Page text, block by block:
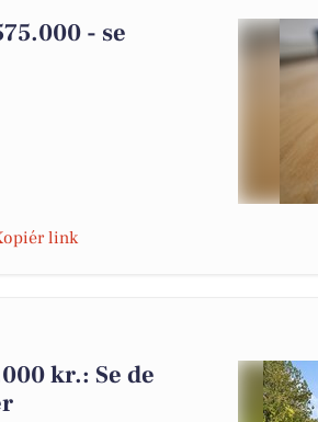
- se
link
kr.: Se de